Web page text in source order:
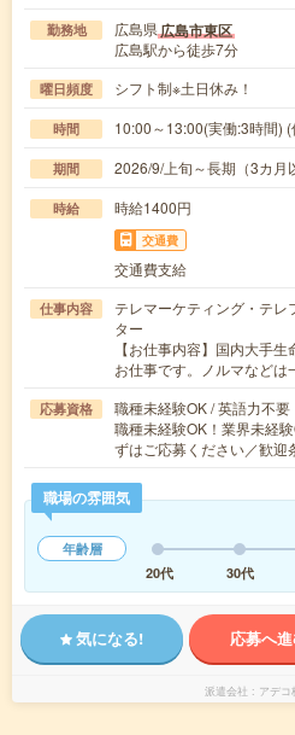
勤務地 広島県広島市東区
広島駅から徒歩7分
曜日頻度 シフト制※土日休み！
時間 10:00～13:00(実働:3時間) (
期間 2026/9/上旬～長期（3カ
時給 時給1400円
交通費
交通費支給
仕事内容
テレマーケティング・テ
ター
【お仕事内容】国内大手
お仕事です。ノルマなど
応募資格
職種未経験OK / 英語力不要
職種未経験OK！業界未経
ずはご応募ください／歓
職場の雰囲気
年齢層
20代
30代
気になる! 応募へ
派遣会社 アデコ